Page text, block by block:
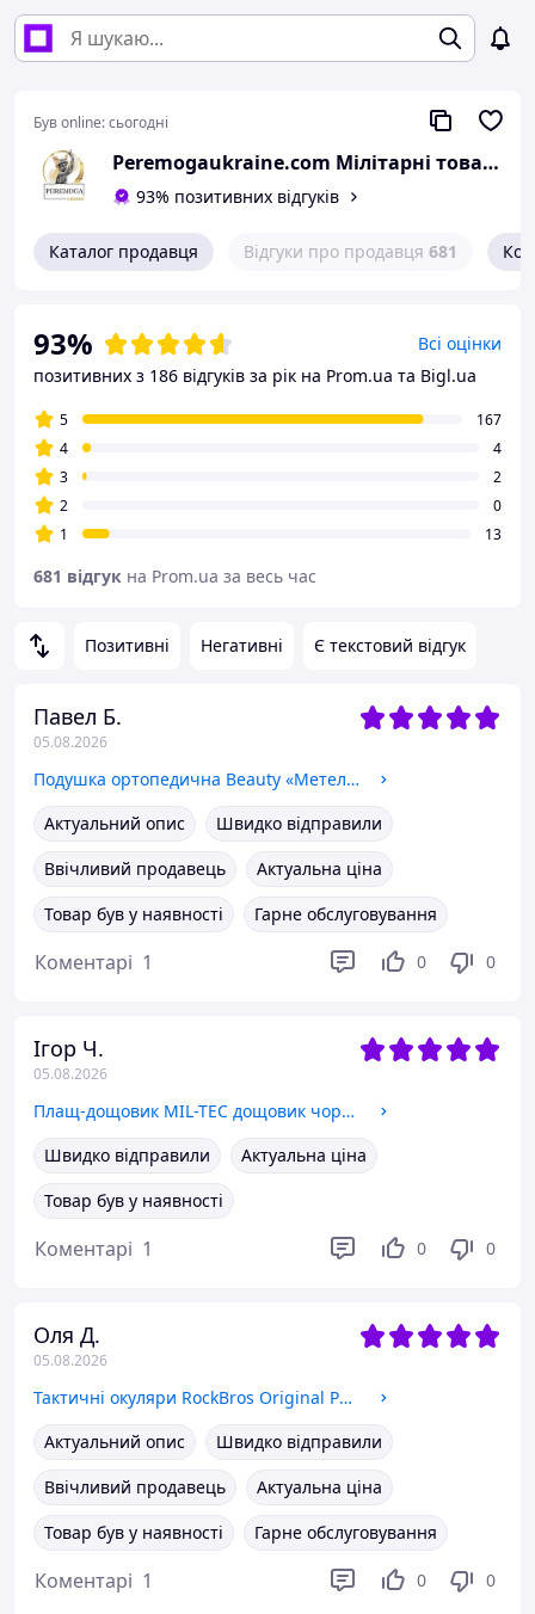
Був online:сьогодні
Peremogaukraine.com Мілітарні товари та спорядження
93% позитивних відгуків
Каталог продавця Відгуки про продавця 681
Позитивні Негативні Є текстовий відгук
Павел Б.
05.08.2026
Подушка ортопедична Beauty «Метелик» з ефектом пам яті для підтримки шиї та плечей, сіро-біла, 62×41×13/11 см, 1.2 кг KT8001201
Актуальний опис
Швидко відправили
Ввічливий продавець
Актуальна ціна
Товар був у наявності
Гарне обслуговування
Коментарі 1 0 0
Ігор Ч.
05.08.2026
Плащ-дощовик MIL-TEC дощовик чорний 10625202 - розмір 3XL
Швидко відправили
Актуальна ціна
Товар був у наявності
Коментарі 1 0 0
Оля Д.
05.08.2026
Тактичні окуляри RockBros Original Polarized black з діоптрійною вставкою та 5 змінними лінзами
Актуальний опис
Швидко відправили
Ввічливий продавець
Актуальна ціна
Товар був у наявності
Гарне обслуговування
Коментарі 1 0 0
93%
Всі оцінки
позитивних з 186 відгуків за рік на Prom.ua та Bigl.ua
5
167
4
4
3
2
2
0
1
13
681 відгук на Prom.ua за весь час